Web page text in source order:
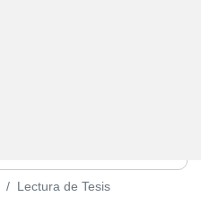
Lectura de Tesis